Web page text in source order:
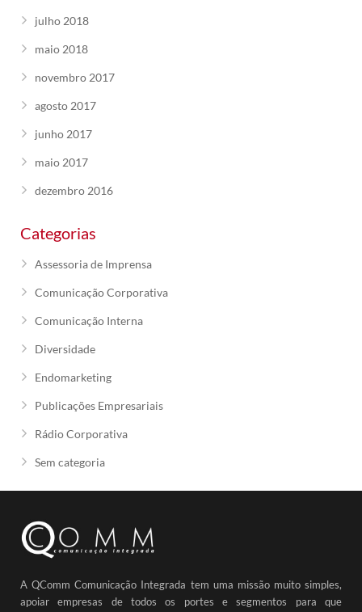
julho 2018
maio 2018
novembro 2017
agosto 2017
junho 2017
maio 2017
dezembro 2016
Categorias
Assessoria de Imprensa
Comunicação Corporativa
Comunicação Interna
Diversidade
Endomarketing
Publicações Empresariais
Rádio Corporativa
Sem categoria
A QComm Comunicação Integrada tem uma missão muito simples,
apoiar empresas de todos os portes e segmentos para que